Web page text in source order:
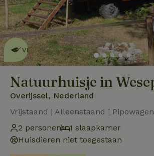
Dit natuurhuisje is eco-
vriendelijklees meer
Natuurhuisje in
Overijssel, Nederland
Vrijstaand | Alleenstaand | Pipowagen
2 personen
1 slaapkamer
Huisdieren niet toegestaan